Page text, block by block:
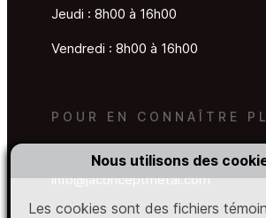
Jeudi : 8h00 à 16h00
Vendredi : 8h00 à 16h00
POUR EN CONNAÎTRE
info@jaconceptmetal.com
Nous utilisons des
Les cookies sont des fichiers